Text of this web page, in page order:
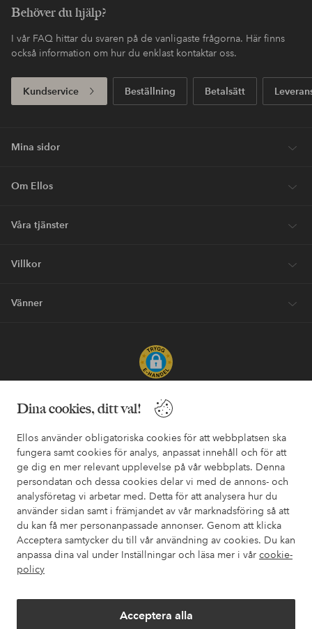
Dina cookies, ditt val!
Ellos använder obligatoriska cookies för att webbplatsen ska
fungera samt cookies för analys, anpassat innehåll och för att
ge dig en mer relevant upplevelse på vår webbplats. Denna
persondatan och dessa cookies delar vi med de annons- och
analysföretag vi arbetar med. Detta för att analysera hur du
använder sidan samt i främjandet av vår marknadsföring så att
du kan få mer personanpassade annonser. Genom att klicka
Acceptera samtycker du till vår användning av cookies. Du kan
anpassa dina val under Inställningar och läsa mer i vår cookie-
policy
Acceptera alla
Behöver du hjälp?
I vår FAQ hittar du svaren på de vanligaste frågorna. Här finns
också information om hur du enklast kontaktar oss.
Kundservice Beställning Betalsätt
Mina sidor
Om Ellos
Våra tjänster
Villkor
Vänner
Säkra betalningar - Betala direkt eller dela upp
Vill du veta mer om
våra betalalternativ
elpy elpy
Sverige - Välj land
Facebook Instagram Pinterest Youtube